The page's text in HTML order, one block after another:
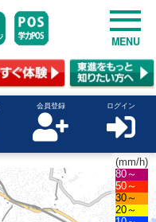
MENU
会員登録 ログイン
(mm/h)
80～
50～
30～
20～